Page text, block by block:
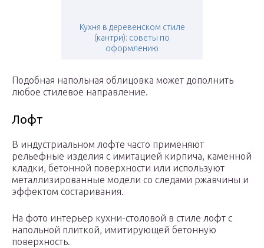
Кухня в деревенском стиле
(кантри): советы по
оформлению
Подобная напольная облицовка может дополнить
любое стилевое направление.
Лофт
В индустриальном лофте часто применяют
рельефные изделия с имитацией кирпича, каменной
кладки, бетонной поверхности или используют
металлизированные модели со следами ржавчины и
эффектом состаривания.
На фото интерьер кухни-столовой в стиле лофт с
напольной плиткой, имитирующей бетонную
поверхность.